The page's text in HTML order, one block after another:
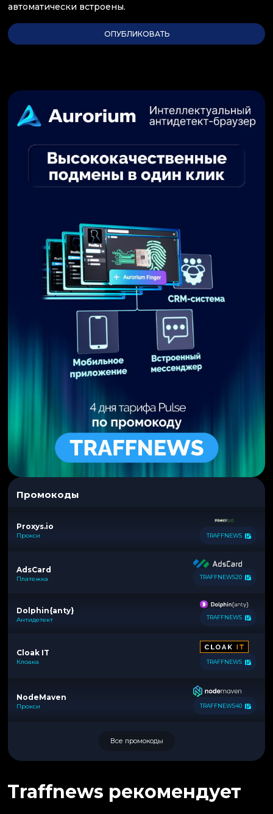
автоматически встроены.
Промокоды
Proxys.io
Прокси TRAFFNEWS
AdsCard
Платежка TRAFFNEWS20
Dolphin{anty}
Антидетект TRAFFNEWS
Cloak IT
Клоака TRAFFNEWS
NodeMaven
Прокси TRAFFNEWS40
Все промокоды
Traffnews рекомендует